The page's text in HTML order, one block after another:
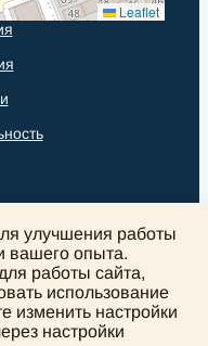
Leaflet
улучшения работы
вашего опыта.
работы сайта,
использование
изменить настройки
настройки